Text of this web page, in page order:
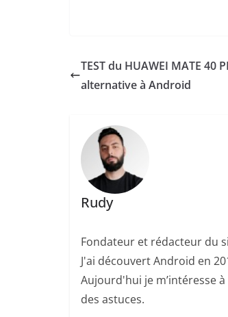
TEST du HUAWEI MATE 40
alternative à Android
Rudy
Fondateur et rédacteur du
J'ai découvert Android en
Aujourd'hui je m’intéresse
des astuces.